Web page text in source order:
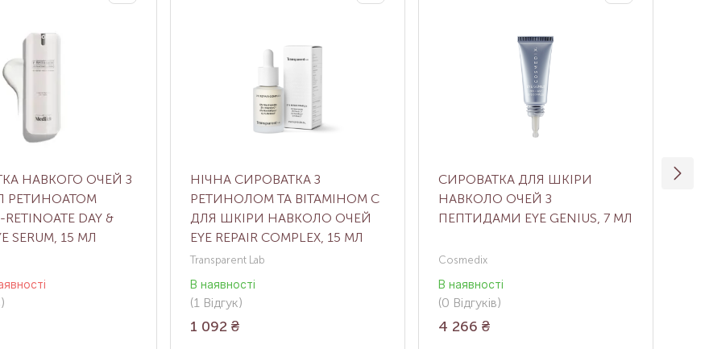
НАВКОГО ОЧЕЙ З
РЕТИНОАТОМ
RETINOATE DAY &
SERUM, 15 МЛ
)
НІЧНА СИРОВАТКА З
РЕТИНОЛОМ ТА ВІТАМІНОМ С
ДЛЯ ШКІРИ НАВКОЛО ОЧЕЙ
EYE REPAIR COMPLEX, 15 МЛ
Transparent Lab
В наявності
(1 Відгук)
1 092 ₴
СИРОВАТКА ДЛЯ ШКІРИ
НАВКОЛО ОЧЕЙ З
ПЕПТИДАМИ EYE GENIUS, 7 МЛ
Cosmedix
В наявності
(0 Відгуків)
4 266 ₴